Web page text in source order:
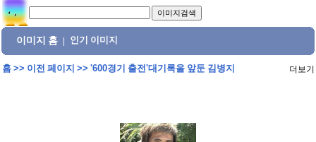
이미지 홈 인기 이미지
홈>> 이전 페이지 >> '600경기 출전'대기록을 앞둔 김병지 더보기